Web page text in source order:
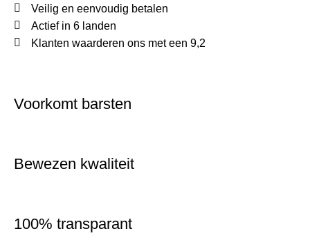
Veilig en eenvoudig betalen
Actief in 6 landen
Klanten waarderen ons met een 9,2
Voorkomt barsten
Bewezen kwaliteit
100% transparant